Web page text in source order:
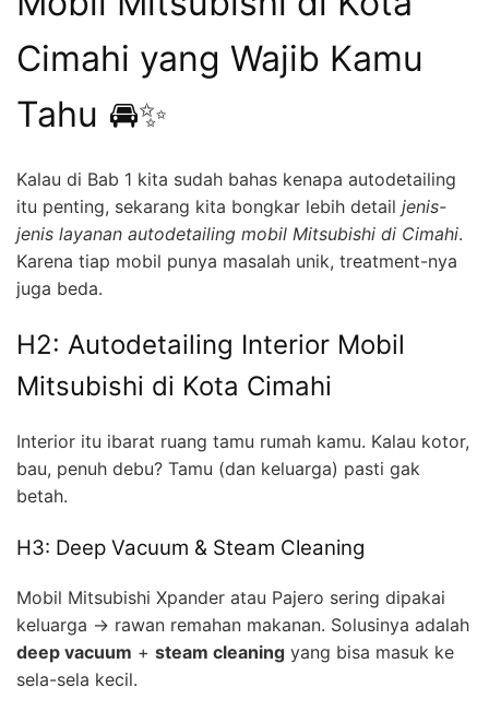
Cimahi yang Wajib Kamu
Tahu 🚘✨
Kalau di Bab 1 kita sudah bahas kenapa autodetailing
itu penting, sekarang kita bongkar lebih detail jenis-
jenis layanan autodetailing mobil Mitsubishi di Cimahi.
Karena tiap mobil punya masalah unik, treatment-nya
juga beda.
H2: Autodetailing Interior Mobil
Mitsubishi di Kota Cimahi
Interior itu ibarat ruang tamu rumah kamu. Kalau kotor,
bau, penuh debu? Tamu (dan keluarga) pasti gak
betah.
H3: Deep Vacuum & Steam Cleaning
Mobil Mitsubishi Xpander atau Pajero sering dipakai
keluarga → rawan remahan makanan. Solusinya adalah
deep vacuum + steam cleaning yang bisa masuk ke
sela-sela kecil.